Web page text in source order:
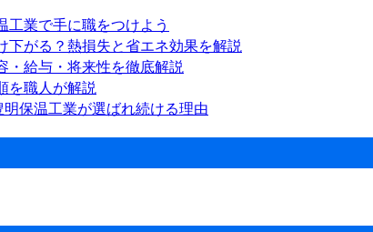
業で手に職をつけよう
下がる？熱損失と省エネ効果を解説
・給与・将来性を徹底解説
を職人が解説
保温工業が選ばれ続ける理由